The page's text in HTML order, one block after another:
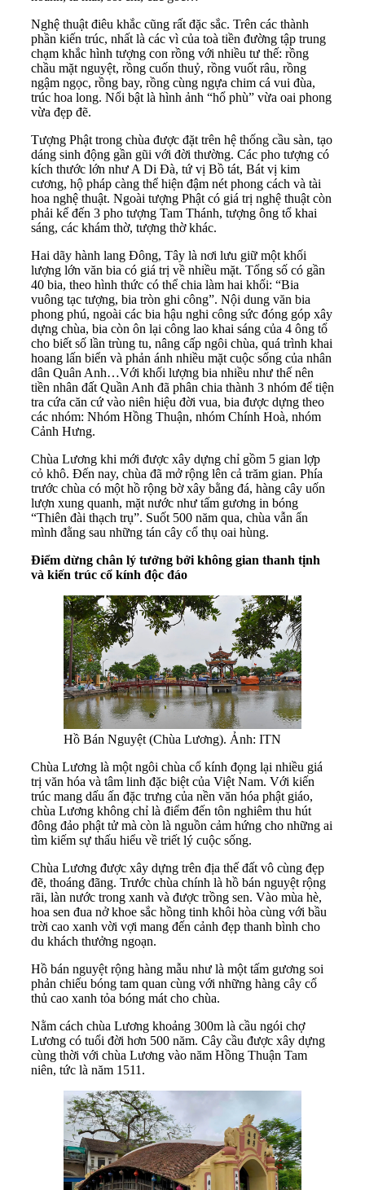
Nghệ thuật điêu khắc cũng rất đặc sắc. Trên các thành
phần kiến trúc, nhất là các vì của toà tiền đường tập trung
chạm khắc hình tượng con rồng với nhiều tư thế: rồng
chầu mặt nguyệt, rồng cuốn thuỷ, rồng vuốt râu, rồng
ngậm ngọc, rồng bay, rồng cùng ngựa chim cá vui đùa,
trúc hoa long. Nổi bật là hình ảnh “hổ phù” vừa oai phong
vừa đẹp đẽ.
Tượng Phật trong chùa được đặt trên hệ thống cầu sàn, tạo
dáng sinh động gần gũi với đời thường. Các pho tượng có
kích thước lớn như A Di Đà, tứ vị Bồ tát, Bát vị kim
cương, hộ pháp càng thể hiện đậm nét phong cách và tài
hoa nghệ thuật. Ngoài tượng Phật có giá trị nghệ thuật còn
phải kể đến 3 pho tượng Tam Thánh, tượng ông tổ khai
sáng, các khám thờ, tượng thờ khác.
Hai dãy hành lang Đông, Tây là nơi lưu giữ một khối
lượng lớn văn bia có giá trị về nhiều mặt. Tổng số có gần
40 bia, theo hình thức có thể chia làm hai khối: “Bia
vuông tạc tượng, bia tròn ghi công”. Nội dung văn bia
phong phú, ngoài các bia hậu nghi công sức đóng góp xây
dựng chùa, bia còn ôn lại công lao khai sáng của 4 ông tổ
cho biết số lần trùng tu, nâng cấp ngôi chùa, quá trình khai
hoang lấn biển và phản ánh nhiều mặt cuộc sống của nhân
dân Quân Anh…Với khối lượng bia nhiều như thế nên
tiền nhân đất Quần Anh đã phân chia thành 3 nhóm để tiện
tra cứa căn cứ vào niên hiệu đời vua, bia được dựng theo
các nhóm: Nhóm Hồng Thuận, nhóm Chính Hoà, nhóm
Cảnh Hưng.
Chùa Lương khi mới được xây dựng chỉ gồm 5 gian lợp
cỏ khô. Đến nay, chùa đã mở rộng lên cả trăm gian. Phía
trước chùa có một hồ rộng bờ xây bằng đá, hàng cây uốn
lượn xung quanh, mặt nước như tấm gương in bóng
“Thiên đài thạch trụ”. Suốt 500 năm qua, chùa vẫn ẩn
mình đằng sau những tán cây cổ thụ oai hùng.
Điểm dừng chân lý tưởng bởi không gian thanh tịnh
và kiến trúc cổ kính độc đáo
Hồ Bán Nguyệt (Chùa Lương). Ảnh: ITN
Chùa Lương là một ngôi chùa cổ kính đọng lại nhiều giá
trị văn hóa và tâm linh đặc biệt của Việt Nam. Với kiến
trúc mang dấu ấn đặc trưng của nền văn hóa phật giáo,
chùa Lương không chỉ là điểm đến tôn nghiêm thu hút
đông đảo phật tử mà còn là nguồn cảm hứng cho những ai
tìm kiếm sự thấu hiểu về triết lý cuộc sống.
Chùa Lương được xây dựng trên địa thế đất vô cùng đẹp
đẽ, thoáng đãng. Trước chùa chính là hồ bán nguyệt rộng
rãi, làn nước trong xanh và được trồng sen. Vào mùa hè,
hoa sen đua nở khoe sắc hồng tinh khôi hòa cùng với bầu
trời cao xanh vời vợi mang đến cảnh đẹp thanh bình cho
du khách thưởng ngoạn.
Hồ bán nguyệt rộng hàng mẫu như là một tấm gương soi
phản chiếu bóng tam quan cùng với những hàng cây cổ
thủ cao xanh tỏa bóng mát cho chùa.
Nằm cách chùa Lương khoảng 300m là cầu ngói chợ
Lương có tuổi đời hơn 500 năm. Cây cầu được xây dựng
cùng thời với chùa Lương vào năm Hồng Thuận Tam
niên, tức là năm 1511.